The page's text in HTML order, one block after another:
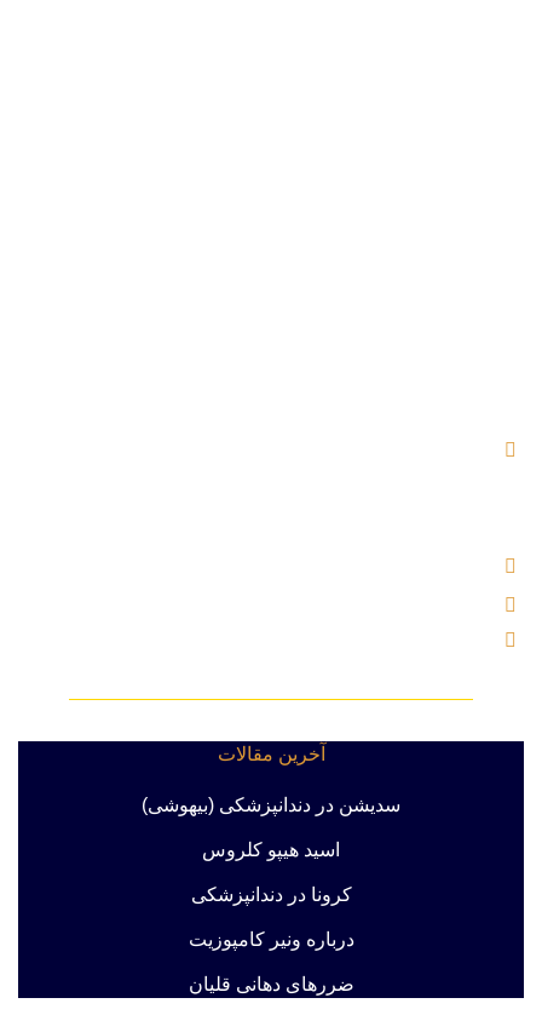
آخرین مقالات
سدیشن در دندانپزشکی (بیهوشی)
اسید هیپو کلروس
کرونا در دندانپزشکی
درباره ونیر کامپوزیت
ضررهای دهانی قلیان